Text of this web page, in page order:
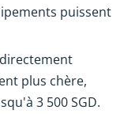
puissent
plus chère,
3 500 SGD.